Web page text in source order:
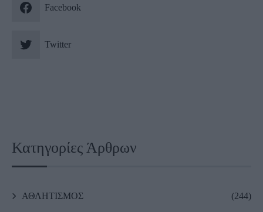
Facebook
Twitter
Κατηγορίες Άρθρων
ΑΘΛΗΤΙΣΜΟΣ (244)